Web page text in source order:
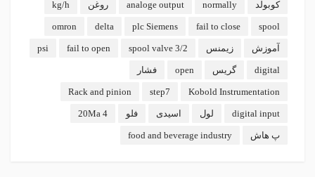
کوبولد normally
analoge output روغن kg/h
spool
fail to close
plc Siemens
delta
omron
آموزش زیمنس spool valve 3/2
fail to open
psi
digital گریس open فشار
Kobold Instrumentation
step7
Rack and pinion
digital input لول اسیدی فلو 4 20Ma
پ هاش food and beverage industry